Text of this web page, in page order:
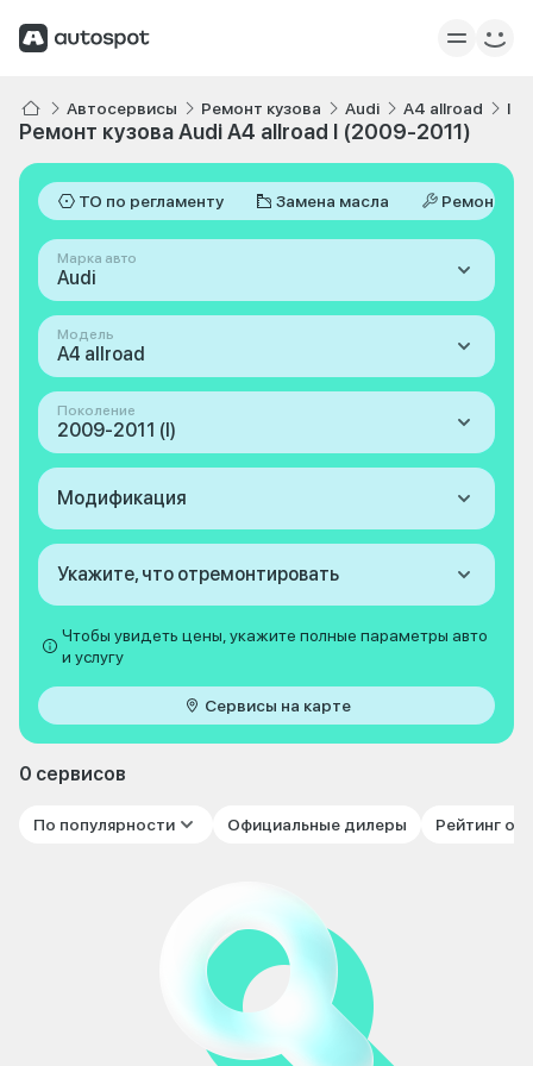
Автосервисы Ремонт кузова Audi A4 allroad I
Ремонт кузова Audi A4 allroad I (2009-2011)
ТО по регламенту Замена масла Ремонт
Марка авто
Audi
Модель
A4 allroad
Поколение
2009-2011 (I)
Модификация
Укажите, что отремонтировать
Чтобы увидеть цены, укажите полные параметры авто
и услугу
Сервисы на карте
0 сервисов
По популярности Официальные дилеры Рейтинг